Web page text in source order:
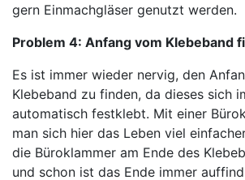
gern Einmachgläser genutzt werden.
Problem 4: Anfang vom Klebeband
Es ist immer wieder nervig, den
Klebeband zu finden, da dieses sich
automatisch festklebt. Mit einer
man sich hier das Leben viel
die Büroklammer am Ende des
und schon ist das Ende immer